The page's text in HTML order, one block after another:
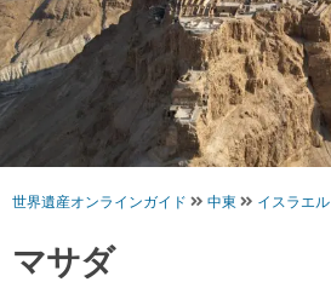
世界遺産オンラインガイド 中東 イスラエル
マサダ